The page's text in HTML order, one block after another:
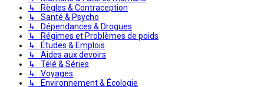
↳ Règles & Contraception
↳ Santé & Psycho
↳ Dépendances & Drogues
↳ Régimes et Problèmes de poids
↳ Études & Emplois
↳ Aides aux devoirs
↳ Télé & Séries
↳ Voyages
↳ Environnement & Écologie